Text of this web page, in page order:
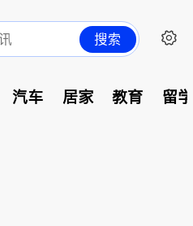
搜索
汽车 居家 教育 留